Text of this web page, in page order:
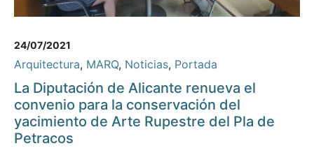
24/07/2021
Arquitectura, MARQ, Noticias, Portada
La Diputación de Alicante renueva el
convenio para la conservación del
yacimiento de Arte Rupestre del Pla de
Petracos